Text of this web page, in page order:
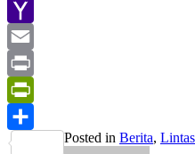
Gmail
Yahoo
Mail
Email
Print
PrintFriendly
Share
Posted in Berita,